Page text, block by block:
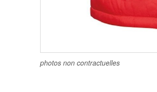
photos non contractuelles